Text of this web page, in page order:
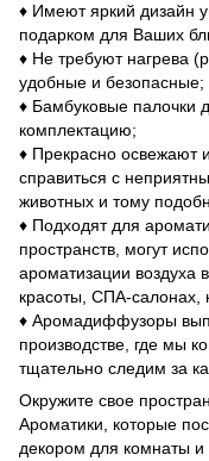
♦ Имеют яркий дизайн
подарком для Ваших
♦ Не требуют нагрева
удобные и безопасные;
♦ Бамбуковые палочки
комплектацию;
♦ Прекрасно освежают
справиться с
животных и тому
♦ Подходят для
пространств, могут
ароматизации воздуха
красоты, СПА-салонах,
♦ Аромадиффузоры
производстве, где мы
тщательно следим за
Окружите свое
Ароматики, которые
декором для комнаты